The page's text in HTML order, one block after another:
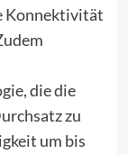
Konnektivität
die die
zu
um bis